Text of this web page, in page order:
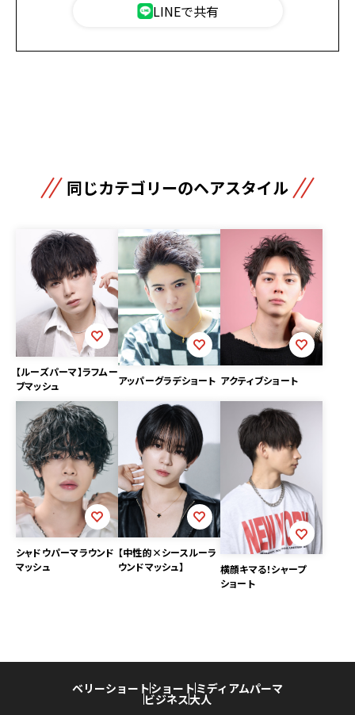
LINEで共有
同じカテゴリーのヘアスタイル
【ルーズパーマ】ラフムー
ブマッシュ
アッパーグラデショート アクティブショート
シャドウパーマラウンド
マッシュ
【中性的×シースルーラ
ウンドマッシュ】
横顔キマる！シャープ
ショート
ベリーショートショート ミディアムパーマ
ビジネス大人